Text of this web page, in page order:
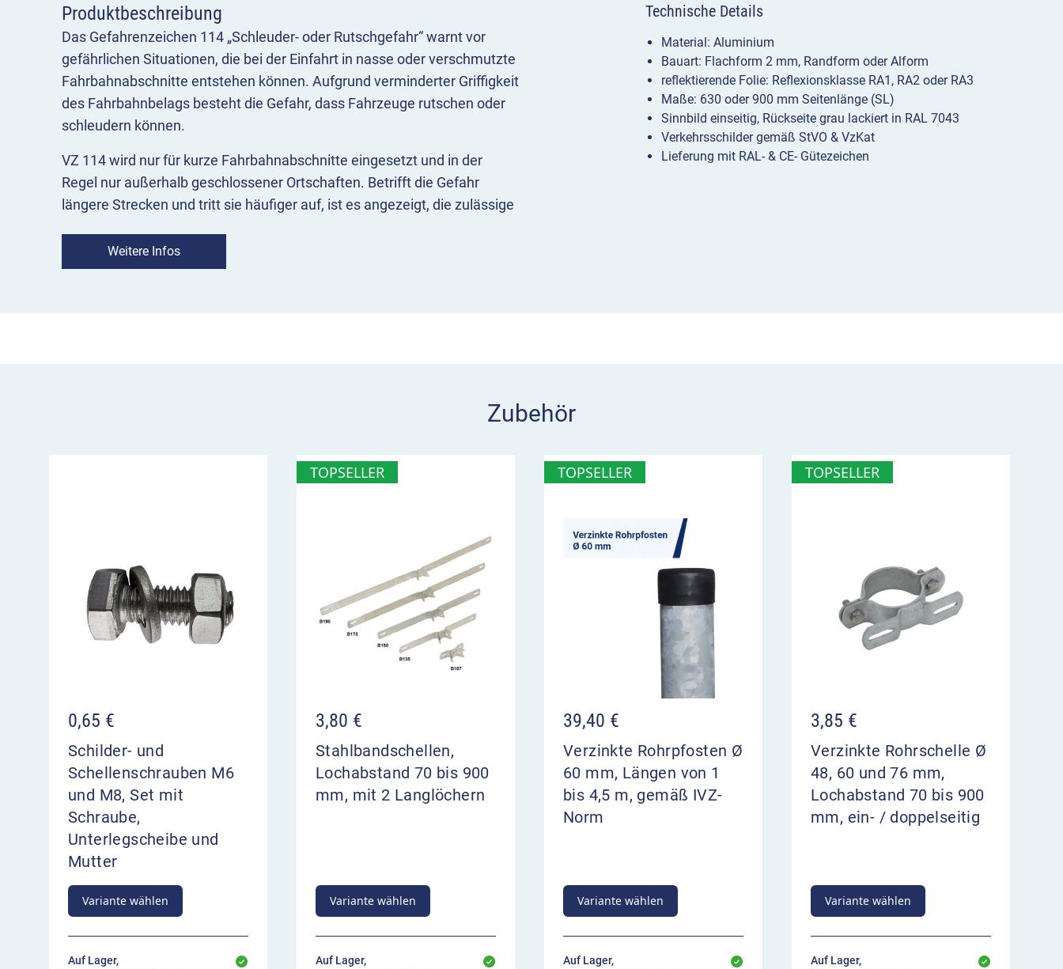
Produktbeschreibung
Das Gefahrenzeichen 114 „Schleuder- oder Rutschgefahr“ warnt vor
gefährlichen Situationen, die bei der Einfahrt in nasse oder verschmutzte
Fahrbahnabschnitte entstehen können. Aufgrund verminderter Griffigkeit
des Fahrbahnbelags besteht die Gefahr, dass Fahrzeuge rutschen oder
schleudern können.
VZ 114 wird nur für kurze Fahrbahnabschnitte eingesetzt und in der
Regel nur außerhalb geschlossener Ortschaften. Betrifft die Gefahr
längere Strecken und tritt sie häufiger auf, ist es angezeigt, die zulässige
nicht zum Einsatz.
nur für kurze Abschnitte außerorts vorgesehen
Weitere Infos
Technische Details
Material: Aluminium
Bauart: Flachform 2 mm, Randform oder Alform
reflektierende Folie: Reflexionsklasse RA1, RA2 oder RA3
Maße: 630 oder 900 mm Seitenlänge (SL)
Sinnbild einseitig, Rückseite grau lackiert in RAL 7043
Verkehrsschilder gemäß StVO & VzKat
Lieferung mit RAL- & CE- Gütezeichen
Zubehör
0,65 €
Schilder- und
Schellenschrauben M6
und M8, Set mit
Schraube,
Unterlegscheibe und
Mutter
Variante wählen
Auf Lager,
TOPSELLER
3,80 €
Stahlbandschellen,
Lochabstand 70 bis 900
mm, mit 2 Langlöchern
Variante wählen
Auf Lager,
TOPSELLER
39,40 €
Verzinkte Rohrpfosten Ø
60 mm, Längen von 1
bis 4,5 m, gemäß IVZ-
Norm
Variante wählen
Auf Lager,
TOPSELLER
3,85 €
Verzinkte Rohrschelle Ø
48, 60 und 76 mm,
Lochabstand 70 bis 900
mm, ein- / doppelseitig
Variante wählen
Auf Lager,